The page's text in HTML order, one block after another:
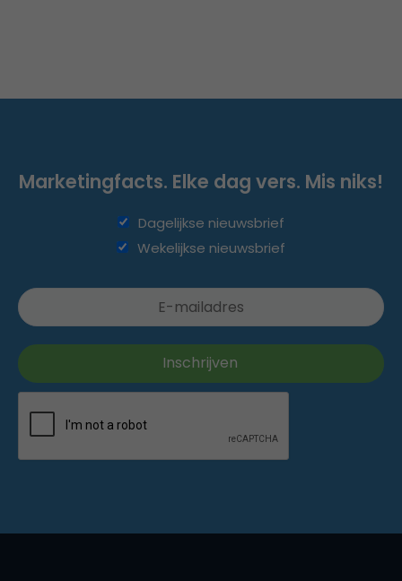
Marketingfacts. Elke dag vers. Mis niks!
Dagelijkse nieuwsbrief
Wekelijkse nieuwsbrief